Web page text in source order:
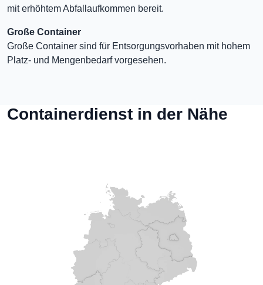
mit erhöhtem Abfallaufkommen bereit.
Große Container
Große Container sind für Entsorgungsvorhaben mit hohem
Platz- und Mengenbedarf vorgesehen.
Containerdienst in der Nähe